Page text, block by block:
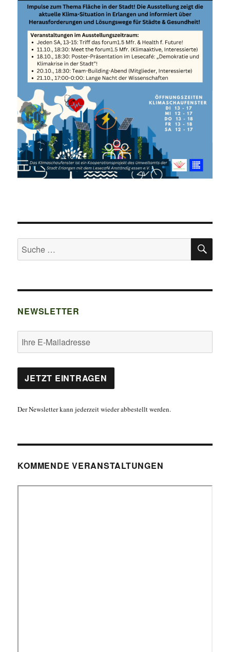
Suche
nach:
NEWSLETTER
Der Newsletter kann jederzeit wieder abbestellt werden.
KOMMENDE VERANSTALTUNGEN